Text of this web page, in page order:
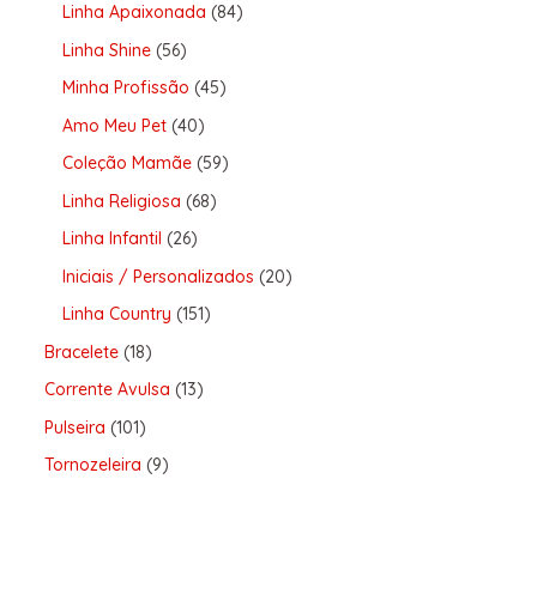
Linha Apaixonada 84
Linha Shine 56
Minha Profissão 45
Amo Meu Pet 40
Coleção Mamãe 59
Linha Religiosa 68
Linha Infantil 26
Iniciais / Personalizados 20
Linha Country 151
Bracelete 18
Corrente Avulsa 13
Pulseira 101
Tornozeleira 9